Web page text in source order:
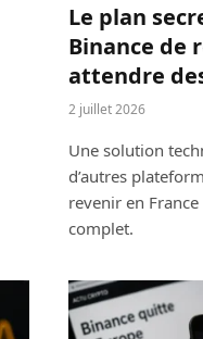
Le plan
Binance de
attendre
2 juillet 2026
Une solution
d’autres
revenir en
complet.